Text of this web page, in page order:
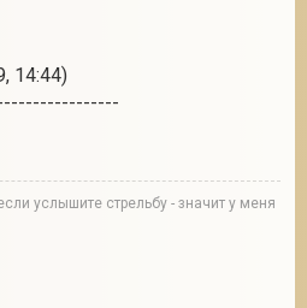
14:44)
услышите стрельбу - значит у меня